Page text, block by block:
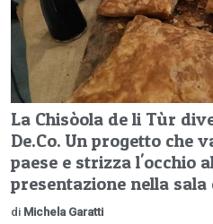
La Chisòola de li Tùr
De.Co. Un progetto che
paese e strizza l'occhio
presentazione nella
di Michela Garatti